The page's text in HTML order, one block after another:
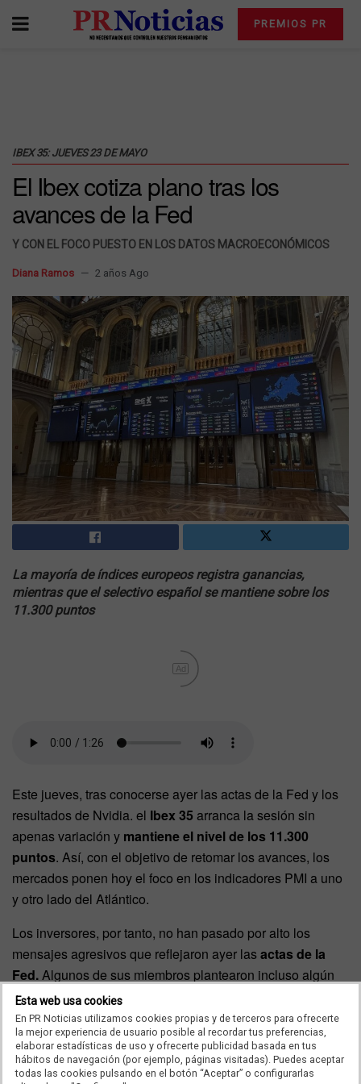
PREMIOS PR
IBEX 35: JUEVES 23 DE MAYO
El Ibex cotiza plano tras los
avances de la Fed
Y CON EL FOCO PUESTO EN LOS DATOS MACROECONÓMICOS
Diana Ramos 2 años Ago
La mayoría de índices europeos registra ganancias,
mientras que el selectivo español se mantiene sobre los
11.300 puntos
Ad
Este jueves, tras conocerse ayer las actas de la Fed y los
resultados de Nvidia. el Ibex 35 arranca la sesión sin
apenas variación y mantiene el nivel de los 11.300
puntos. Así, con el objetivo de retomar los avances, los
mercados ponen hoy el foco en los indicadores PMI a uno
y otro lado del Atlántico.
Los inversores, por tanto, no han pasado por alto los
mensajes agresivos que reflejaron ayer lasactas de la
Fed.Algunos de sus miembros plantearon incluso algún
repunte adicional de los tipos. Por lo que,
expectativas de un posible recorte de tasas de la
Reserva Federal en julio se enfrían,y el mercado se
resiste a iniciar un nuevo ciclo monetario en septiembre.
Esta web usa cookies
En PR Noticias utilizamos cookies propias y de terceros para ofrecerte
la mejor experiencia de usuario posible al recordar tus preferencias,
elaborar estadísticas de uso y ofrecerte publicidad basada en tus
hábitos de navegación (por ejemplo, páginas visitadas). Puedes aceptar
todas las cookies pulsando en el botón “Aceptar” o configurarlas